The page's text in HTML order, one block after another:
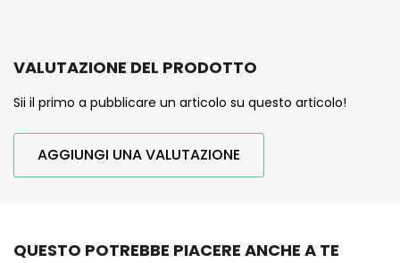
VALUTAZIONE DEL PRODOTTO
Sii il primo a pubblicare un articolo su questo articolo!
AGGIUNGI UNA VALUTAZIONE
QUESTO POTREBBE PIACERE ANCHE A TE